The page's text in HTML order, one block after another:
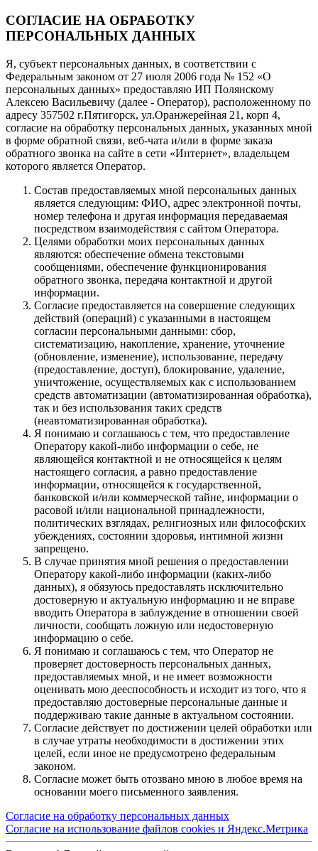
СОГЛАСИЕ НА ОБРАБОТКУ
ПЕРСОНАЛЬНЫХ ДАННЫХ
Я, субъект персональных данных, в соответствии с
Федеральным законом от 27 июля 2006 года № 152 «О
персональных данных» предоставляю ИП Полянскому
Алексею Васильевичу (далее - Оператор), расположенному по
адресу 357502 г.Пятигорск, ул.Оранжерейная 21, корп 4,
согласие на обработку персональных данных, указанных мной
в форме обратной связи, веб-чата и/или в форме заказа
обратного звонка на сайте в сети «Интернет», владельцем
которого является Оператор.
Состав предоставляемых мной персональных данных
является следующим: ФИО, адрес электронной почты,
номер телефона и другая информация передаваемая
посредством взаимодействия с сайтом Оператора.
Целями обработки моих персональных данных
являются: обеспечение обмена текстовыми
сообщениями, обеспечение функционирования
обратного звонка, передача контактной и другой
информации.
Согласие предоставляется на совершение следующих
действий (операций) с указанными в настоящем
согласии персональными данными: сбор,
систематизацию, накопление, хранение, уточнение
(обновление, изменение), использование, передачу
(предоставление, доступ), блокирование, удаление,
уничтожение, осуществляемых как с использованием
средств автоматизации (автоматизированная обработка),
так и без использования таких средств
(неавтоматизированная обработка).
Я понимаю и соглашаюсь с тем, что предоставление
Оператору какой-либо информации о себе, не
являющейся контактной и не относящейся к целям
настоящего согласия, а равно предоставление
информации, относящейся к государственной,
банковской и/или коммерческой тайне, информации о
расовой и/или национальной принадлежности,
политических взглядах, религиозных или философских
убеждениях, состоянии здоровья, интимной жизни
запрещено.
В случае принятия мной решения о предоставлении
Оператору какой-либо информации (каких-либо
данных), я обязуюсь предоставлять исключительно
достоверную и актуальную информацию и не вправе
вводить Оператора в заблуждение в отношении своей
личности, сообщать ложную или недостоверную
информацию о себе.
Я понимаю и соглашаюсь с тем, что Оператор не
проверяет достоверность персональных данных,
предоставляемых мной, и не имеет возможности
оценивать мою дееспособность и исходит из того, что я
предоставляю достоверные персональные данные и
поддерживаю такие данные в актуальном состоянии.
Согласие действует по достижении целей обработки или
в случае утраты необходимости в достижении этих
целей, если иное не предусмотрено федеральным
законом.
Согласие может быть отозвано мною в любое время на
основании моего письменного заявления.
Согласие на обработку персональных данных
Согласие на использование файлов cookies и Яндекс.Метрика